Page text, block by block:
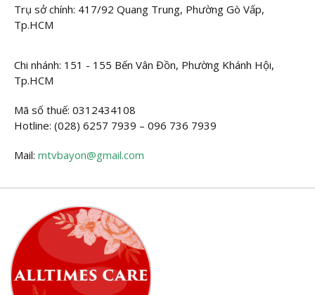
Trụ sở chính: 417/92 Quang Trung, Phường Gò Vấp,
Tp.HCM
Chi nhánh: 151 - 155 Bến Vân Đồn, Phường Khánh Hội,
Tp.HCM
Mã số thuế: 0312434108
Hotline: (028) 6257 7939 – 096 736 7939
Mail: mtvbayon@gmail.com